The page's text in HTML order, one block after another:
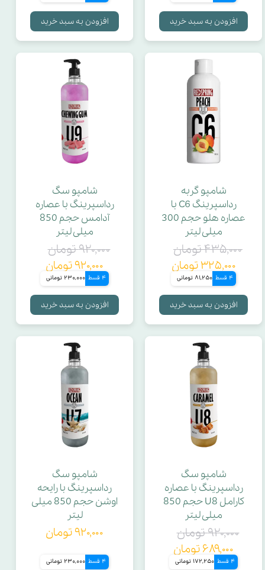
افزودن به سبد خرید افزودن به سبد خرید
شامپو گربه
رداسپرینگ C6 با
عصاره هلو حجم 300
میلی لیتر
۴۳۵,۰۰۰ تومان
۳۲۵,۰۰۰ تومان
4 قسط 81,250 تومانی
افزودن به سبد خرید
شامپو سگ
رداسپرینگ با عصاره
آدامس حجم 850
میلی لیتر
۹۲۰,۰۰۰ تومان
۹۲۰,۰۰۰ تومان
4 قسط 230,000 تومانی
افزودن به سبد خرید
شامپو سگ
رداسپرینگ با عصاره
کارامل U8 حجم 850
میلی لیتر
۹۲۰,۰۰۰ تومان
۶۸۹,۰۰۰ تومان
4 قسط 172,250 تومانی
شامپو سگ
رداسپرینگ با رایحه
اوشن حجم 850 میلی
لیتر
۹۲۰,۰۰۰ تومان
4 قسط 230,000 تومانی